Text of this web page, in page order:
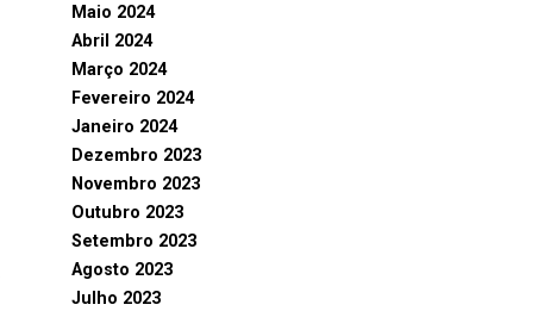
Maio 2024
Abril 2024
Março 2024
Fevereiro 2024
Janeiro 2024
Dezembro 2023
Novembro 2023
Outubro 2023
Setembro 2023
Agosto 2023
Julho 2023